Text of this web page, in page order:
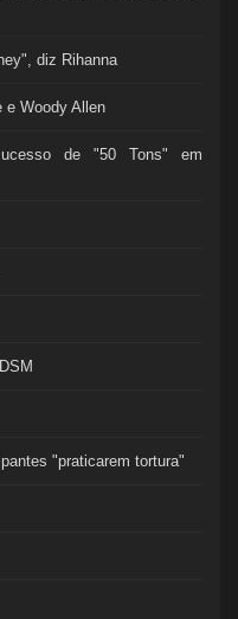
diz Rihanna
e Woody Allen
de "50 Tons" em
"praticarem tortura"